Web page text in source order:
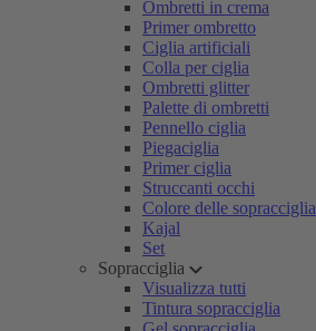
Ombretti in crema
Primer ombretto
Ciglia artificiali
Colla per ciglia
Ombretti glitter
Palette di ombretti
Pennello ciglia
Piegaciglia
Primer ciglia
Struccanti occhi
Colore delle sopracciglia
Kajal
Set
Sopracciglia
Visualizza tutti
Tintura sopracciglia